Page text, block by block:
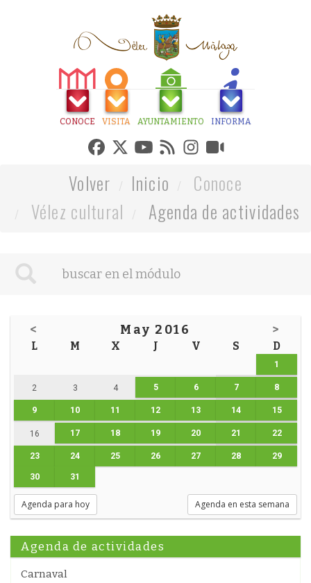
CONOCE VISITA AYUNTAMIENTO INFORMA
Volver Inicio
Conoce
Vélez cultural
Agenda de actividades
< May 2016 >
L M X J V S D
1
2 3 4 5 6 7 8
9 10 11 12 13 14 15
16 17 18 19 20 21 22
23 24 25 26 27 28 29
30 31
Agenda para hoy Agenda en esta semana
Agenda de actividades
Carnaval